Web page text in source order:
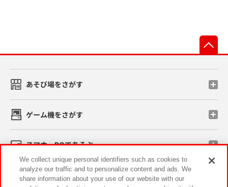
あそび場をさがす
ゲーム機をさがす
スマホ・PCであそぶ
イベント・キャンペーン
We collect unique personal identifiers such as cookies to
analyze our traffic and to personalize content and ads. We
share information about your use of our website with our